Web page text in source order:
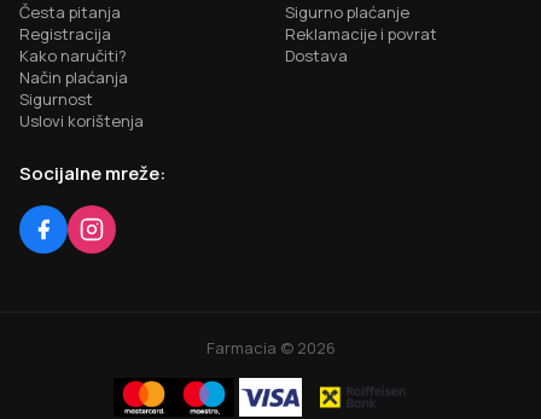
Česta pitanja
Registracija
Kako naručiti?
Način plaćanja
Sigurnost
Uslovi korištenja
Sigurno plaćanje
Reklamacije i povrat
Dostava
Socijalne mreže:
Farmacia © 2026